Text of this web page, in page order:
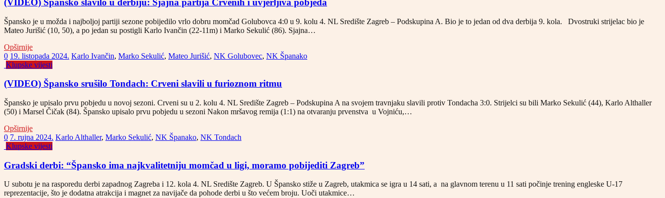
(VIDEO) Špansko slavilo u derbiju: Sjajna partija Crvenih i uvjerljiva pobjeda
Špansko je u možda i najboljoj partiji sezone pobijedilo vrlo dobru momčad Golubovca 4:0 u 9. kolu 4. NL Središte Zagreb – Podskupina A. Bio je to jedan od dva derbija 9. kola. Dvostruki strijelac bio je
Mateo Jurišić (10, 50), a po jedan su postigli Karlo Ivančin (22-11m) i Marko Sekulić (86). Sjajna…
Opširnije
0 19. listopada 2024. Karlo Ivančin, Marko Sekulić, Mateo Jurišić, NK Golubovec, NK Španako
Klupske vijesti
(VIDEO) Špansko srušilo Tondach: Crveni slavili u furioznom ritmu
Špansko je upisalo prvu pobjedu u novoj sezoni. Crveni su u 2. kolu 4. NL Središte Zagreb – Podskupina A na svojem travnjaku slavili protiv Tondacha 3:0. Strijelci su bili Marko Sekulić (44), Karlo Althaller
(50) i Marsel Čičak (84). Špansko upisalo prvu pobjedu u sezoni Nakon mršavog remija (1:1) na otvaranju prvenstva u Vojniću,…
Opširnije
0 7. rujna 2024. Karlo Althaller, Marko Sekulić, NK Španako, NK Tondach
Klupske vijesti
Gradski derbi: “Špansko ima najkvalitetniju momčad u ligi, moramo pobijediti Zagreb”
U subotu je na rasporedu derbi zapadnog Zagreba i 12. kola 4. NL Središte Zagreb. U Špansko stiže u Zagreb, utakmica se igra u 14 sati, a na glavnom terenu u 11 sati počinje trening engleske U-17
reprezentacije, što je dodatna atrakcija i magnet za navijače da pohode derbi u što većem broju. Uoči utakmice…